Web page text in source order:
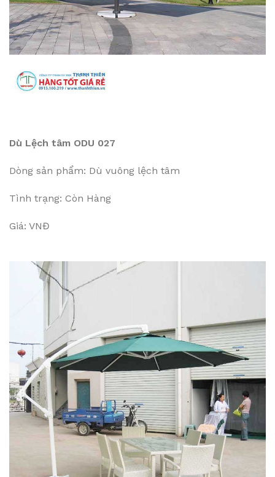
Dù Lệch tâm ODU 027
Dòng sản phẩm: Dù vuông lệch tâm
Tình trạng: Còn Hàng
Giá: VNĐ